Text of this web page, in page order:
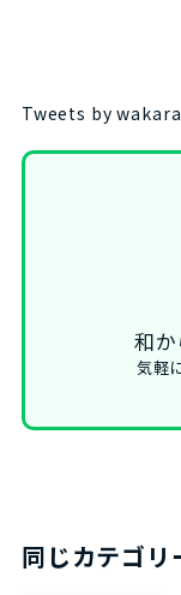
Tweets by
和
気軽
同じカテゴリ